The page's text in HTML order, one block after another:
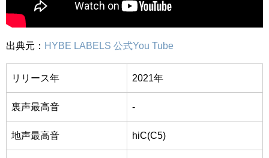
出典元： HYBE LABELS 公式You Tube
リリース年 2021年
裏声最高音 -
地声最高音 hiC(C5)